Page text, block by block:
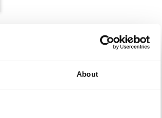
About